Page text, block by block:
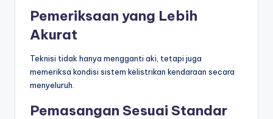
Pemeriksaan yang Lebih
Akurat
Teknisi tidak hanya mengganti aki, tetapi juga
memeriksa kondisi sistem kelistrikan kendaraan secara
menyeluruh.
Pemasangan Sesuai Standar